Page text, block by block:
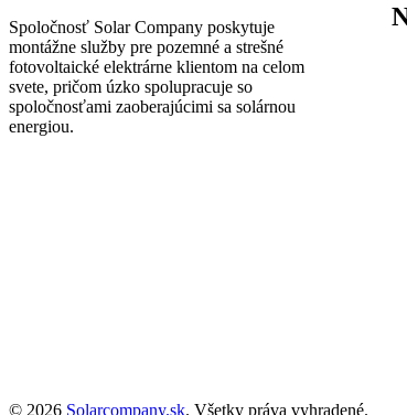
Spoločnosť Solar Company poskytuje
montážne služby pre pozemné a strešné
fotovoltaické elektrárne klientom na celom
svete, pričom úzko spolupracuje so
spoločnosťami zaoberajúcimi sa solárnou
energiou.
© 2026 Solarcompany.sk. Všetky práva vyhradené.